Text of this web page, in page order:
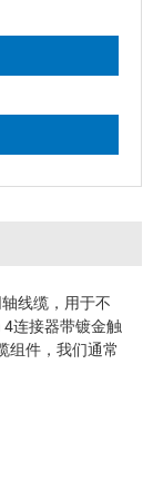
线缆，用于不
连接器带镀金触
组件，我们通常